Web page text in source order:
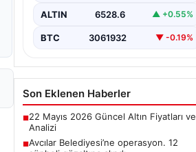
ALTIN 6528.6 ▲ +0.55%
BTC 3061932 ▼ -0.19%
Son Eklenen Haberler
■22 Mayıs 2026 Güncel Altın Fiyatları ve
Analizi
■Avcılar Belediyesi’ne operasyon. 12